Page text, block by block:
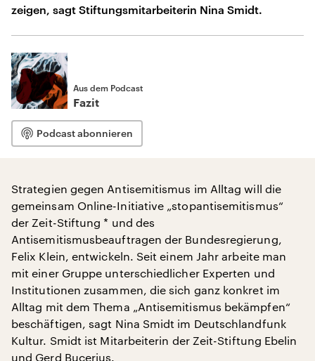
zeigen, sagt Stiftungsmitarbeiterin Nina Smidt.
Aus dem Podcast
Fazit
Podcast abonnieren
Strategien gegen Antisemitismus im Alltag will die
gemeinsam Online-Initiative „stopantisemitismus“
der Zeit-Stiftung * und des
Antisemitismusbeauftragen der Bundesregierung,
Felix Klein, entwickeln. Seit einem Jahr arbeite man
mit einer Gruppe unterschiedlicher Experten und
Institutionen zusammen, die sich ganz konkret im
Alltag mit dem Thema „Antisemitismus bekämpfen“
beschäftigen, sagt Nina Smidt im Deutschlandfunk
Kultur. Smidt ist Mitarbeiterin der Zeit-Stiftung Ebelin
und Gerd Bucerius.